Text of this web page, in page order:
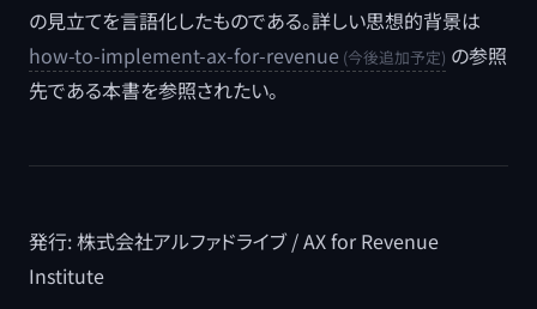
の見立てを言語化したものである。詳しい思想的背景は
how-to-implement-ax-for-revenue
の参照
先である本書を参照されたい。
発行: 株式会社アルファドライブ / AX for Revenue
Institute